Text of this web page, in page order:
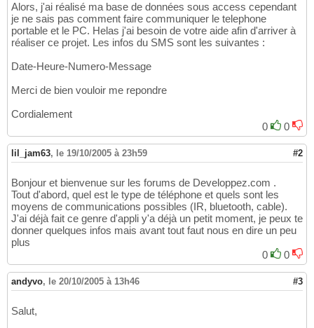
Alors, j'ai réalisé ma base de données sous access cependant
je ne sais pas comment faire communiquer le telephone
portable et le PC. Helas j'ai besoin de votre aide afin d'arriver à
réaliser ce projet. Les infos du SMS sont les suivantes :
Date-Heure-Numero-Message
Merci de bien vouloir me repondre
Cordialement
0
0
lil_jam63, le 19/10/2005 à 23h59 #2
Bonjour et bienvenue sur les forums de Developpez.com .
Tout d'abord, quel est le type de téléphone et quels sont les
moyens de communications possibles (IR, bluetooth, cable).
J'ai déjà fait ce genre d'appli y'a déjà un petit moment, je peux te
donner quelques infos mais avant tout faut nous en dire un peu
plus
0
0
andyvo, le 20/10/2005 à 13h46 #3
Salut,